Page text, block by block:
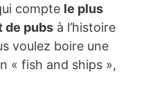
compte le plus
de pubs à l’histoire
voulez boire une
« fish and ships »,